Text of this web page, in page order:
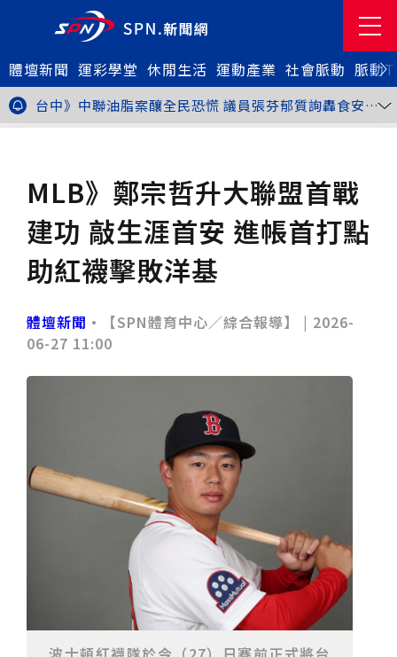
體壇新聞 運彩學堂 休閒生活 運動產業 社會脈動 脈動
金牌搖籃驚傳「球荒」！江啟臣偕運彩公會挺萬和國
中，捐贈 1800 顆羽球助小將 4 月全中運奪金
台中》15分鐘的診療，13年的堅持！ 中山醫大牙醫系
跨海義診13年
新北》八里左岸光雕藝術展8月1日登場 七大主題展區
打造夏夜光影盛宴
台中》中聯油脂案釀全民恐慌 議員張芬郁質詢轟食安稽
查失衡釀隱匿漏洞
台中》九位台灣當代藝術家齊聚 《九境》聯展佛光緣台
防治理平台」等3主張
台中》中山醫大攜手新創登陸亞洲生技展 發表「微奈米
眼用鏡片」等13項臨床研發技術
高雄》啟用近30年迎來外觀與結構重塑 高雄旗津輪渡
站改造完工啟用
縮短藥效等待期！中山附醫引進速效抗憂鬱鼻噴劑 24
小時內見效、助重症患者重返社會
台北》首創水資源循環教育園區 民生水資再生廠環教館
正式啟用
專題人物》我不是會長，是歐巴桑！」穆閩珠自掏腰包
30年守護帕運選手
台中》甜點烘焙成憂鬱症處方箋！25歲「準醫學生」靠
邊營收破250萬
台中》看好綠美圖 大巨蛋商機！星享道攜手萬豪 打造
中部首間雅樂軒酒店
THE世界大學影響力排名公佈 中山醫大SDG3獲全球第
2026年金星最佳觀賞期將至 週五日落後仰角達全年最
三星伴月聯手金星近鬼宿星團 端午連假西方低空上演天
台中》端午節前勞累驚覺單側無力 攤商「亞急性腦出
血」醫籲三徵兆速就醫
台中》跨越萬里深耕20年 中山附醫協助吐瓦魯建置首
套急診檢傷系統
世足》姆巴佩梅開二度破隊史紀錄 法國3比1擊敗塞內
加爾奪世界盃開門紅
搶攻端午連假人潮 臺北天文館推銀河特展與免費劇場搶
台中》萬豐國小奪少棒全國冠軍 赴美參賽盼各界正視
蕭美琴視察帛琉Malakal島開發計畫 盼深化台帛水產與
婦人眼角冒水皰確診帶狀皰疹 臺中醫院跨科即時診治化
解失明與腦炎危機
參山處「梨山原民歌舞與工藝體驗」6月登場 結合永續
觀光推深度部落旅遊
台中》中央挹注逾8成！蔡其昌爭取4980萬 翻新清水五
權路道路與人行步道
智慧科技解救護士的腿！中山醫大與仁寶攜手「送藥機
器人」月省醫護120公里步程
台北》污水廠變身都市綠洲！內湖運動公園全新戲水區
盛大開放 智慧預約環教體驗
嘉義》搶攻端午親子商機！嘉義縣推「沉浸式角色扮
MLB》鄭宗哲升大聯盟首戰
建功 敲生涯首安 進帳首打點
助紅襪擊敗洋基
體壇新聞 •【SPN體育中心／綜合報導】 | 2026-
06-27 11:00